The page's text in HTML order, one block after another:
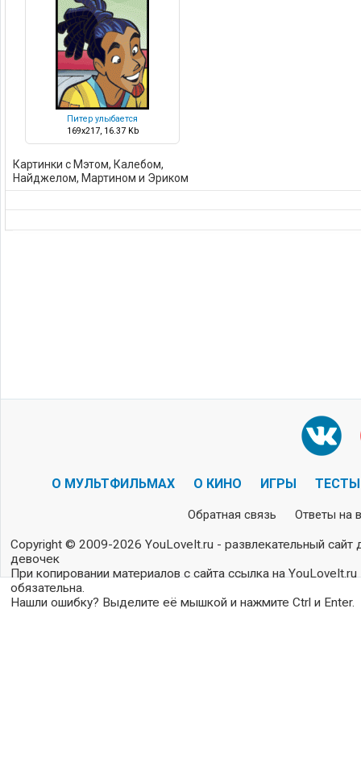
Питер улыбается
169x217, 16.37 Kb
Картинки с Мэтом, Калебом,
Найджелом, Мартином и Эриком
О МУЛЬТФИЛЬМАХ О КИНО ИГРЫ ТЕСТЫ
Обратная связь Ответы на
Copyright © 2009-2026 YouLoveIt.ru - развлекательный сайт
девочек
При копировании материалов с сайта ссылка на YouLoveIt.ru
обязательна.
Нашли ошибку? Выделите её мышкой и нажмите Ctrl и Enter.